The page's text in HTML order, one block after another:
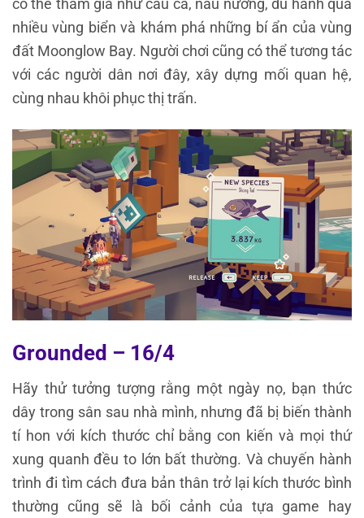
có thể tham gia như câu cá, nấu nướng, du hành qua
nhiều vùng biển và khám phá những bí ẩn của vùng
đất Moonglow Bay. Người chơi cũng có thể tương tác
với các người dân nơi đây, xây dựng mối quan hệ,
cùng nhau khôi phục thị trấn.
Grounded – 16/4
Hãy thử tưởng tượng rằng một ngày nọ, bạn thức
dây trong sân sau nhà mình, nhưng đã bị biến thành
tí hon với kích thước chỉ bằng con kiến và mọi thứ
xung quanh đều to lớn bất thường. Và chuyến hành
trình đi tìm cách đưa bản thân trở lại kích thước bình
thường cũng sẽ là bối cảnh của tựa game hay